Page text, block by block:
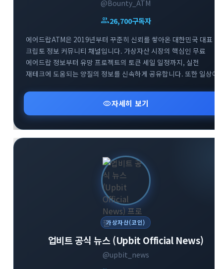
@Bounty_ATM
group26,700구독자
에어드랍ATM은 2019년부터 꾸준히 신뢰를 쌓아온 대한민국 대표
크립토 정보 커뮤니티 채널입니다. 가상자산 시장의 핵심인 무료
에어드랍 정보부터 유망 프로젝트의 토큰 세일 일정까지, 실전
재테크에 도움되는 양질의 정보를 신속하게 공유합니다. 또한 일상에
소개해 드립니다. 합리적이고 현명한 크립토 투자를 시작하고 싶다면
visibility자세히 보기
가상자산(코인)
업비트 공식 뉴스 (Upbit Official News)
@upbit_news